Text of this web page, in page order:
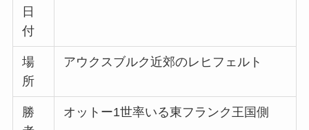
日
付
場
所
アウクスブルク近郊のレヒフェルト
勝
オットー1世率いる東フランク王国側